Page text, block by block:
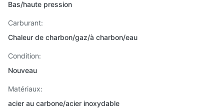
Bas/haute pression
Carburant:
Chaleur de charbon/gaz/à charbon/eau
Condition:
Nouveau
Matériaux:
acier au carbone/acier inoxydable